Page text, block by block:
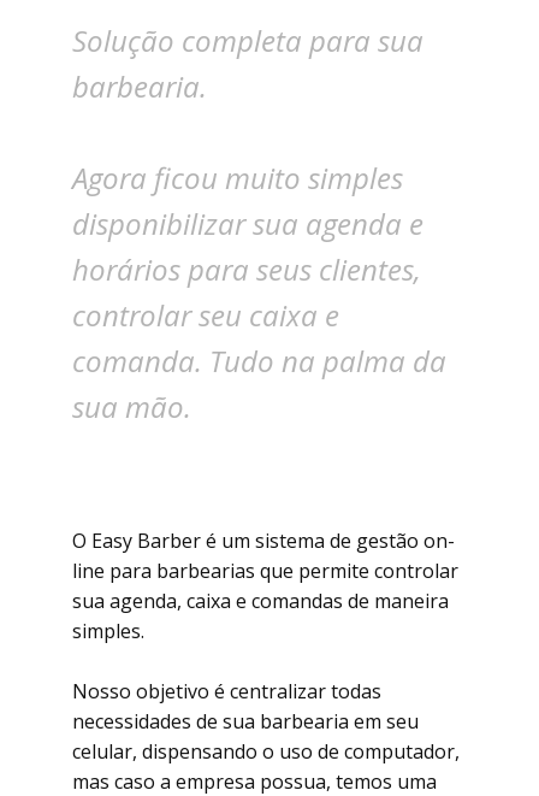
Solução completa para sua
barbearia.
Agora ficou muito simples
disponibilizar sua agenda e
horários para seus clientes,
controlar seu caixa e
comanda. Tudo na palma da
sua mão.
O Easy Barber é um sistema de gestão on-
line para barbearias que permite controlar
sua agenda, caixa e comandas de maneira
simples.
Nosso objetivo é centralizar todas
necessidades de sua barbearia em seu
celular, dispensando o uso de computador,
mas caso a empresa possua, temos uma